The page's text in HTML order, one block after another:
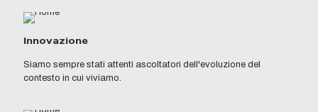
Innovazione
Siamo sempre stati attenti ascoltatori dell'evoluzione del
contesto in cui viviamo.